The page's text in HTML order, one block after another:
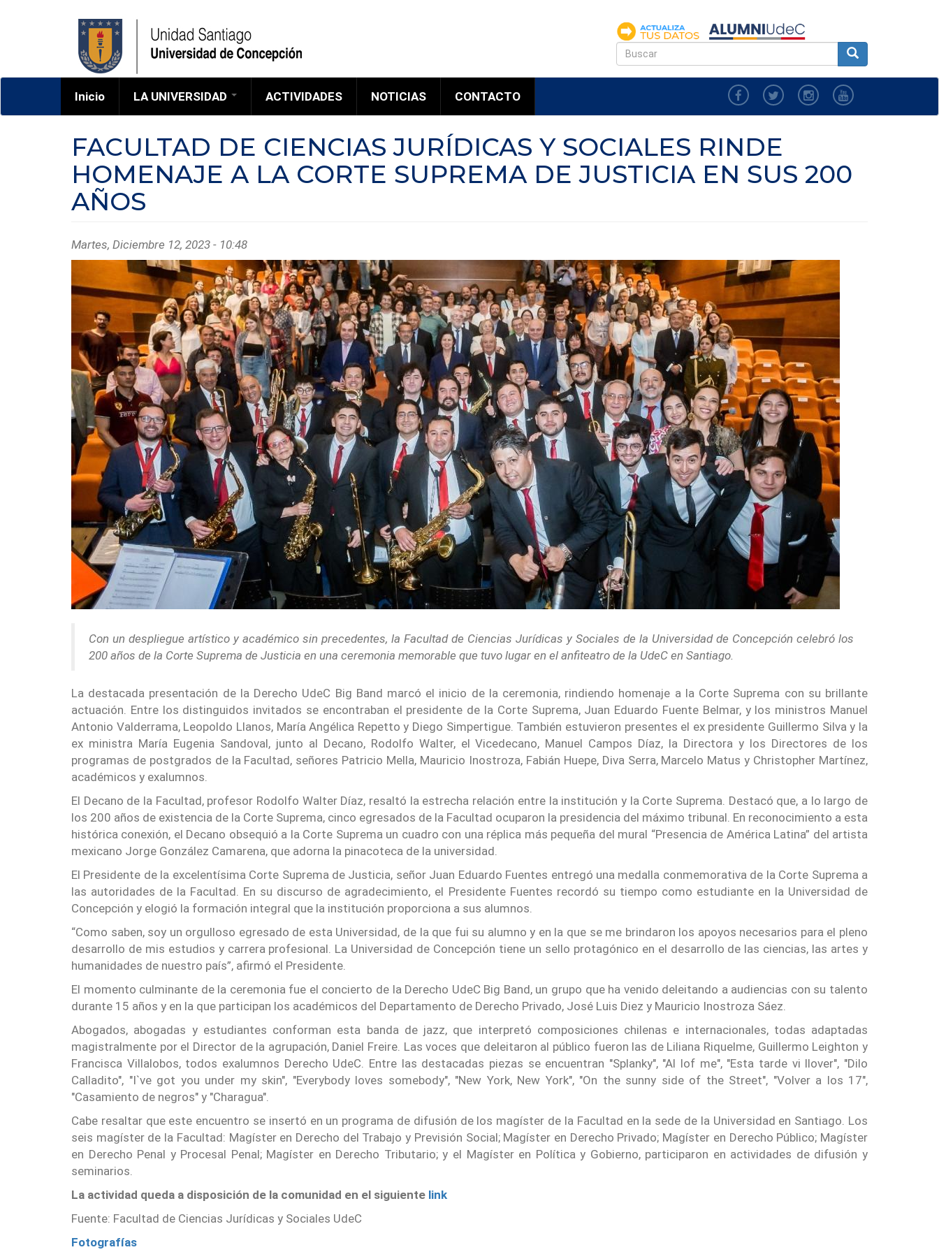
FORMULARIO
DE
BÚSQUEDA
Inicio LA UNIVERSIDAD
Campus
CUENTA ANUAL
HIMNO
MAPAS
MEMORIAS UDEC
PROFESORES
EMÉRITOS
SÍMBOLOS
UNIVERSITARIOS
UDEC EN CIFRAS
PLAN ESTRATÉGICO
DOCUMENTOS
ACTIVIDADES NOTICIAS CONTACTO
FACULTAD DE CIENCIAS JURÍDICAS Y SOCIALES RINDE
HOMENAJE A LA CORTE SUPREMA DE JUSTICIA EN SUS 200
AÑOS
Martes, Diciembre 12, 2023 - 10:48
Con un despliegue artístico y académico sin precedentes, la Facultad de Ciencias Jurídicas y Sociales de la Universidad de Concepción celebró los
200 años de la Corte Suprema de Justicia en una ceremonia memorable que tuvo lugar en el anfiteatro de la UdeC en Santiago.
La destacada presentación de la Derecho UdeC Big Band marcó el inicio de la ceremonia, rindiendo homenaje a la Corte Suprema con su brillante
actuación. Entre los distinguidos invitados se encontraban el presidente de la Corte Suprema, Juan Eduardo Fuente Belmar, y los ministros Manuel
Antonio Valderrama, Leopoldo Llanos, María Angélica Repetto y Diego Simpertigue. También estuvieron presentes el ex presidente Guillermo Silva y la
ex ministra María Eugenia Sandoval, junto al Decano, Rodolfo Walter, el Vicedecano, Manuel Campos Díaz, la Directora y los Directores de los
programas de postgrados de la Facultad, señores Patricio Mella, Mauricio Inostroza, Fabián Huepe, Diva Serra, Marcelo Matus y Christopher Martínez,
académicos y exalumnos.
El Decano de la Facultad, profesor Rodolfo Walter Díaz, resaltó la estrecha relación entre la institución y la Corte Suprema. Destacó que, a lo largo de
los 200 años de existencia de la Corte Suprema, cinco egresados de la Facultad ocuparon la presidencia del máximo tribunal. En reconocimiento a esta
histórica conexión, el Decano obsequió a la Corte Suprema un cuadro con una réplica más pequeña del mural “Presencia de América Latina” del artista
mexicano Jorge González Camarena, que adorna la pinacoteca de la universidad.
El Presidente de la excelentísima Corte Suprema de Justicia, señor Juan Eduardo Fuentes entregó una medalla conmemorativa de la Corte Suprema a
las autoridades de la Facultad. En su discurso de agradecimiento, el Presidente Fuentes recordó su tiempo como estudiante en la Universidad de
Concepción y elogió la formación integral que la institución proporciona a sus alumnos.
“Como saben, soy un orgulloso egresado de esta Universidad, de la que fui su alumno y en la que se me brindaron los apoyos necesarios para el pleno
desarrollo de mis estudios y carrera profesional. La Universidad de Concepción tiene un sello protagónico en el desarrollo de las ciencias, las artes y
humanidades de nuestro país”, afirmó el Presidente.
El momento culminante de la ceremonia fue el concierto de la Derecho UdeC Big Band, un grupo que ha venido deleitando a audiencias con su talento
durante 15 años y en la que participan los académicos del Departamento de Derecho Privado, José Luis Diez y Mauricio Inostroza Sáez.
Abogados, abogadas y estudiantes conforman esta banda de jazz, que interpretó composiciones chilenas e internacionales, todas adaptadas
magistralmente por el Director de la agrupación, Daniel Freire. Las voces que deleitaron al público fueron las de Liliana Riquelme, Guillermo Leighton y
Francisca Villalobos, todos exalumnos Derecho UdeC. Entre las destacadas piezas se encuentran "Splanky", "Al lof me", "Esta tarde vi llover", "Dilo
Calladito", "I`ve got you under my skin", "Everybody loves somebody", "New York, New York", "On the sunny side of the Street", "Volver a los 17",
"Casamiento de negros" y "Charagua".
Cabe resaltar que este encuentro se insertó en un programa de difusión de los magíster de la Facultad en la sede de la Universidad en Santiago. Los
seis magíster de la Facultad: Magíster en Derecho del Trabajo y Previsión Social; Magíster en Derecho Privado; Magíster en Derecho Público; Magíster
en Derecho Penal y Procesal Penal; Magíster en Derecho Tributario; y el Magíster en Política y Gobierno, participaron en actividades de difusión y
seminarios.
La actividad queda a disposición de la comunidad en el siguiente link
Fuente: Facultad de Ciencias Jurídicas y Sociales UdeC
Fotografías